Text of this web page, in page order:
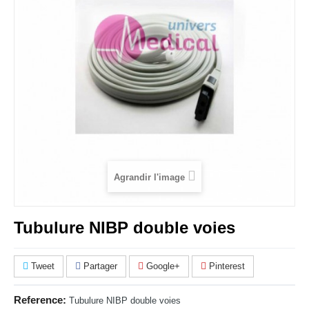
Agrandir l'image
Tubulure NIBP double voies
Tweet Partager Google+ Pinterest
Reference: Tubulure NIBP double voies